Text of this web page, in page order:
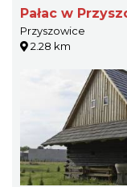
Pałac w
Przyszowice
2.28 km